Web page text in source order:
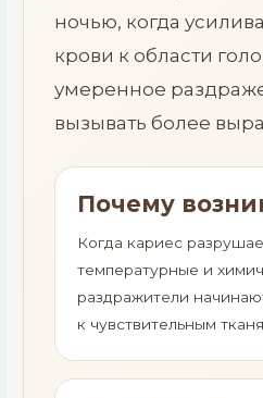
ночью, когда
крови к области
умеренное
вызывать более
Почему
Когда кариес
температурные и
раздражители
к чувствительным